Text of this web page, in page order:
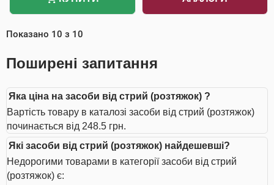
Показано 10 з 10
Поширені запитання
Яка ціна на засоби від стрий (розтяжок) ?
Вартість товару в каталозі засоби від стрий (розтяжок)
починається від 248.5 грн.
Які засоби від стрий (розтяжок) найдешевші?
Недорогими товарами в категорії засоби від стрий
(розтяжок) є: